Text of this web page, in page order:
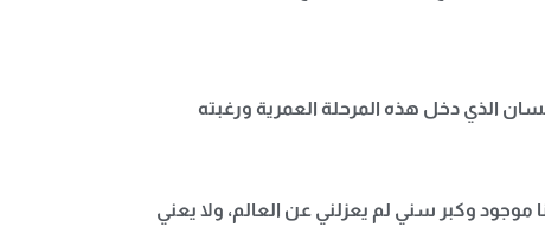
الذي دخل هذه المرحلة العمرية ورغبته
وكبر سني لم يعزلني عن العالم، ولا يعني